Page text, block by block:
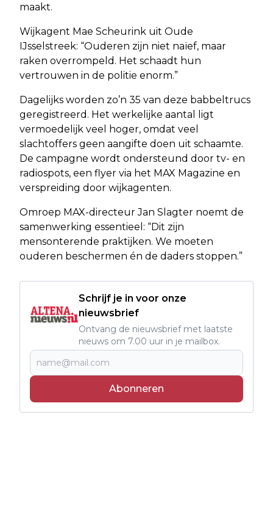
maakt.
Wijkagent Mae Scheurink uit Oude
IJsselstreek: “Ouderen zijn niet naïef, maar
raken overrompeld. Het schaadt hun
vertrouwen in de politie enorm.”
Dagelijks worden zo’n 35 van deze babbeltrucs
geregistreerd. Het werkelijke aantal ligt
vermoedelijk veel hoger, omdat veel
slachtoffers geen aangifte doen uit schaamte.
De campagne wordt ondersteund door tv- en
radiospots, een flyer via het MAX Magazine en
verspreiding door wijkagenten.
Omroep MAX-directeur Jan Slagter noemt de
samenwerking essentieel: “Dit zijn
mensonterende praktijken. We moeten
ouderen beschermen én de daders stoppen.”
Schrijf je in voor onze
nieuwsbrief
Ontvang de nieuwsbrief met laatste
nieuws om 7.00 uur in je mailbox.
Abonneren